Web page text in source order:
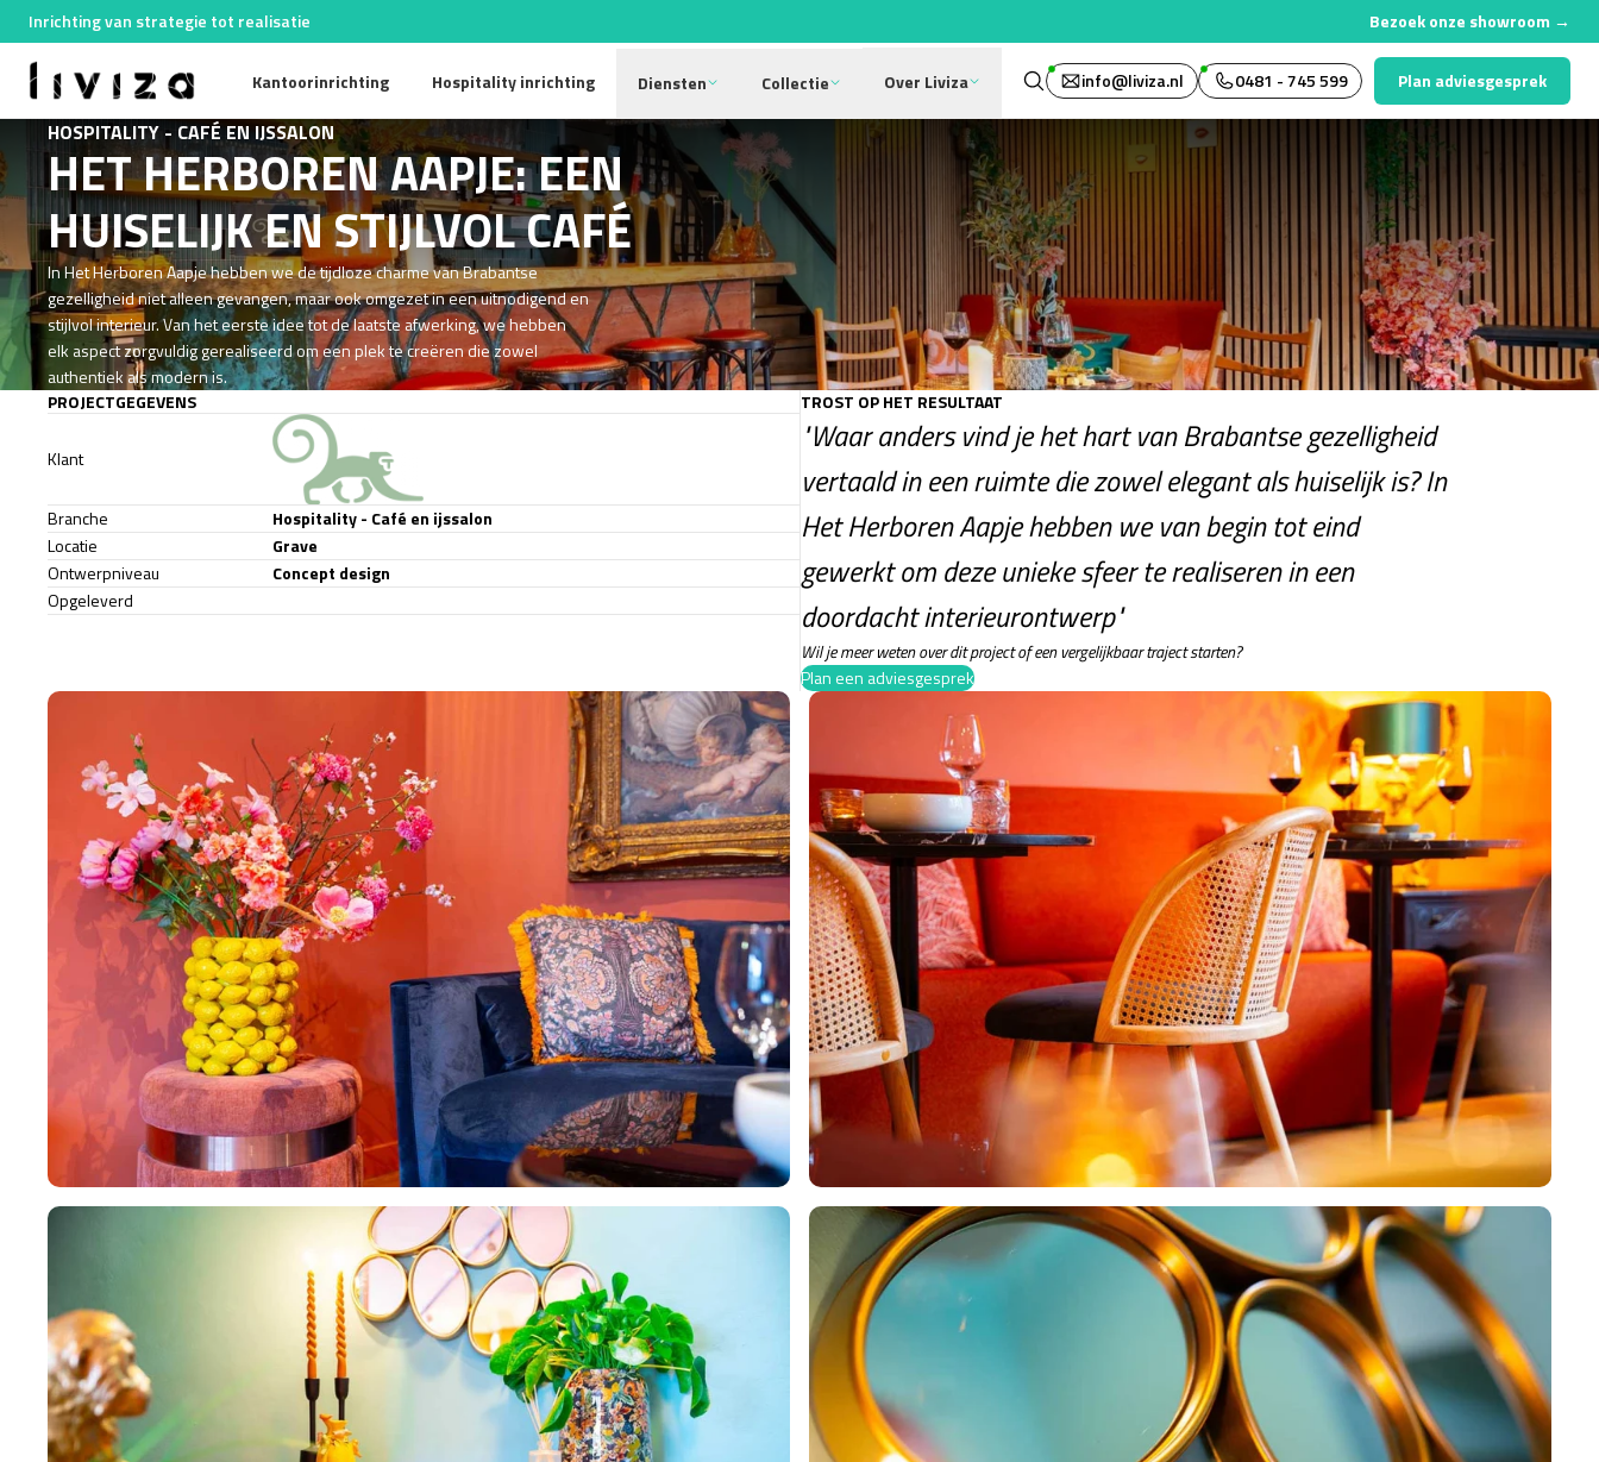
Inrichting van strategie tot realisatie Bezoek onze showroom →
Kantoorinrichting Hospitality inrichting Diensten Collectie Over Liviza info@liviza.nl 0481 - 745 599 Plan adviesgesprek
HOSPITALITY - CAFÉ EN IJSSALON
HET HERBOREN AAPJE: EEN
HUISELIJK EN STIJLVOL CAFÉ
In Het Herboren Aapje hebben we de tijdloze charme van Brabantse
gezelligheid niet alleen gevangen, maar ook omgezet in een uitnodigend en
stijlvol interieur. Van het eerste idee tot de laatste afwerking, we hebben
elk aspect zorgvuldig gerealiseerd om een plek te creëren die zowel
authentiek als modern is.
PROJECTGEGEVENS
Klant
Branche
Hospitality - Café en ijssalon
Locatie
Grave
Ontwerpniveau
Concept design
Opgeleverd
TROST OP HET RESULTAAT
"Waar anders vind je het hart van Brabantse gezelligheid
vertaald in een ruimte die zowel elegant als huiselijk is? In
Het Herboren Aapje hebben we van begin tot eind
gewerkt om deze unieke sfeer te realiseren in een
doordacht interieurontwerp"
Wil je meer weten over dit project of een vergelijkbaar traject starten?
Plan een adviesgesprek